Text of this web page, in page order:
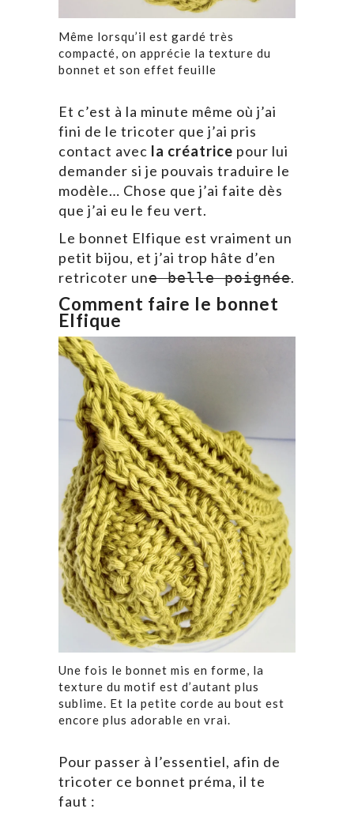
Même lorsqu’il est gardé très
compacté, on apprécie la texture du
bonnet et son effet feuille
Et c’est à la minute même où j’ai
fini de le tricoter que j’ai pris
contact avec la créatrice pour lui
demander si je pouvais traduire le
modèle… Chose que j’ai faite dès
que j’ai eu le feu vert.
Le bonnet Elfique est vraiment un
petit bijou, et j’ai trop hâte d’en
retricoter une belle poignée.
Comment faire le bonnet
Elfique
Une fois le bonnet mis en forme, la
texture du motif est d’autant plus
sublime. Et la petite corde au bout est
encore plus adorable en vrai.
Pour passer à l’essentiel, afin de
tricoter ce bonnet préma, il te
faut :